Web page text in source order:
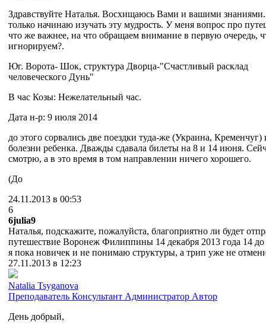
Здравствуйте Наталья. Восхищаюсь Вами и вашими
только начинаю изучать эту мудрость. У меня вопрос про
что же важнее, на что обращаем внимание в первую очередь,
игнорируем?.
Юг. Ворота- Шок, структура Дворца-"Счастливый расклад
человеческого Дунь"
В час Козы: Нежелательный час.
Дата н-р: 9 июля 2014
до этого сорвались две поездки туда-же (Украина, Кременчуг)
болезни ребенка. Дважды сдавала билеты на 8 и 14 июня.
смотрю, а в это время в том направлении ничего хорошего.
(До
24.11.2013 в 00:53
6
6julia9
Наталья, подскажите, пожалуйста, благоприятно ли будет
путешествие Воронеж Филиппины 14 декабря 2013 года 14 до
я пока новичек и не понимаю структуры, а трип уже не
27.11.2013 в 12:23
Natalia Tsyganova
Преподаватель Консультант Администратор Автор
День добрый,